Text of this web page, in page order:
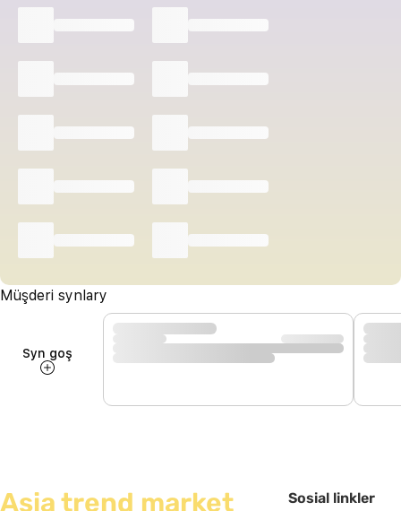
Müşderi synlary
Syn goş
Asia trend market Sosial linkler